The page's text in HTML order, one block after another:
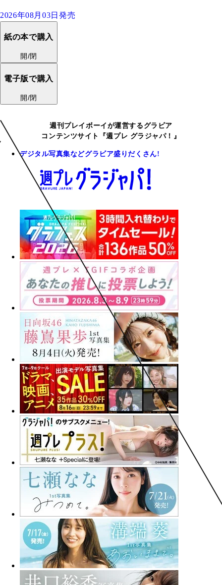
2026年08月03日発売
紙の本で購入
開/閉
電子版で購入
開/閉
週刊プレイボーイが運営するグラビア
コンテンツサイト『週プレ グラジャパ！』
デジタル写真集などグラビア盛りだくさん!